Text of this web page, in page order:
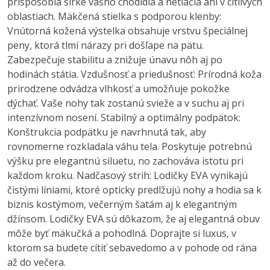
oblastiach. Mäkčená stielka s podporou klenby:
Vnútorná kožená výstelka obsahuje vrstvu špeciálnej
peny, ktorá tlmí nárazy pri došľape na pätu.
Zabezpečuje stabilitu a znižuje únavu nôh aj po
hodinách státia. Vzdušnosť a priedušnosť: Prírodná koža
prirodzene odvádza vlhkosť a umožňuje pokožke
dýchať. Vaše nohy tak zostanú svieže a v suchu aj pri
intenzívnom nosení. Stabilný a optimálny podpätok:
Konštrukcia podpätku je navrhnutá tak, aby
rovnomerne rozkladala váhu tela. Poskytuje potrebnú
výšku pre elegantnú siluetu, no zachováva istotu pri
každom kroku. Nadčasový strih: Lodičky EVA vynikajú
čistými líniami, ktoré opticky predlžujú nohy a hodia sa k
biznis kostýmom, večerným šatám aj k elegantným
džínsom. Lodičky EVA sú dôkazom, že aj elegantná obuv
môže byť mäkučká a pohodlná. Doprajte si luxus, v
ktorom sa budete cítiť sebavedomo a v pohode od rána
až do večera.